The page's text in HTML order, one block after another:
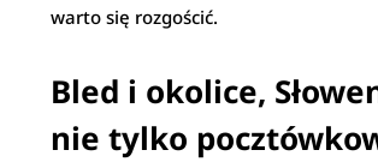
warto się rozgościć.
Bled i okolice,
nie tylko